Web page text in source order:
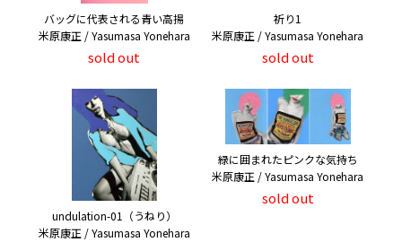
バッグに代表される青い高揚
米原康正 / Yasumasa Yonehara
sold out
祈り1
米原康正 / Yasumasa Yonehara
sold out
undulation-01（うねり）
米原康正 / Yasumasa Yonehara
緑に囲まれたピンクな気持ち
米原康正 / Yasumasa Yonehara
sold out